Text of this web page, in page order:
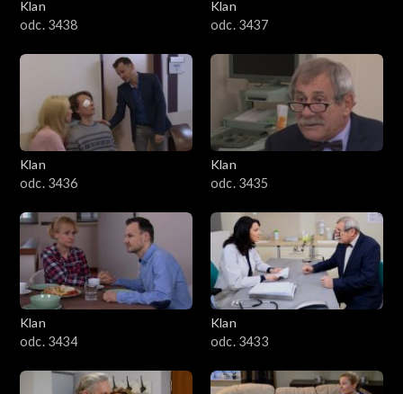
Klan
odc. 3438
Klan
odc. 3437
Klan
odc. 3436
Klan
odc. 3435
Klan
odc. 3434
Klan
odc. 3433